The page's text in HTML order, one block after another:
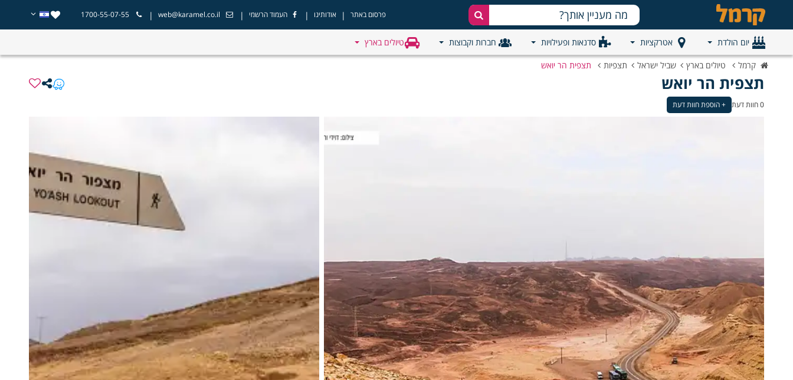
פרסום באתר | אודותינו | העמוד הרשמי |
web@karamel.co.il
|
1700-55-07-55
יום הולדת אטרקציות סדנאות ופעילויות חברות וקבוצות טיולים בארץ
קרמל טיולים בארץ שביל ישראל תצפיות תצפית הר יואש
תצפית הר יואש
0 חוות דעת + הוספת חוות דעת